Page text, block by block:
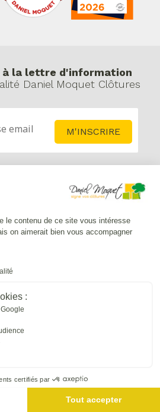
le contenu de ce site vous intéresse
on aimerait bien vous accompagner
:
certifiés par
Tout accepter
à la lettre d'information
Daniel Moquet Clôtures
après-vente
légales
de communication
Plan du site
des cookies